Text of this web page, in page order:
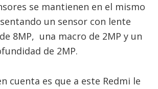
se mantienen en el mismo
un sensor con lente
8MP, una macro de 2MP y un
de 2MP.
cuenta es que a este Redmi le